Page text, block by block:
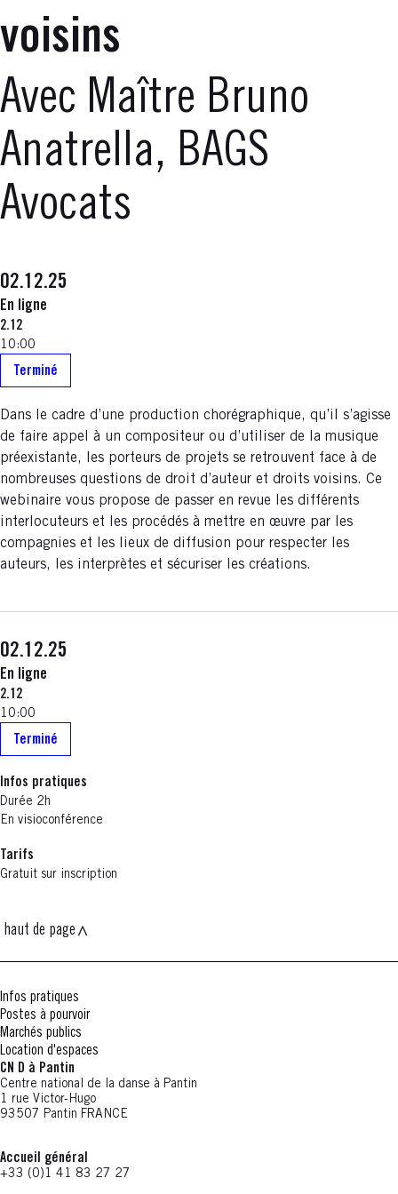
voisins
Avec Maître Bruno
Anatrella, BAGS
Avocats
02.12.25
En ligne
2.12
10:00
Terminé
Dans le cadre d’une production chorégraphique, qu’il s’agisse
de faire appel à un compositeur ou d’utiliser de la musique
préexistante, les porteurs de projets se retrouvent face à de
nombreuses questions de droit d’auteur et droits voisins. Ce
webinaire vous propose de passer en revue les différents
interlocuteurs et les procédés à mettre en œuvre par les
compagnies et les lieux de diffusion pour respecter les
auteurs, les interprètes et sécuriser les créations.
02.12.25
En ligne
2.12
10:00
Terminé
Infos pratiques
Durée 2h
En visioconférence
Tarifs
Gratuit sur inscription
haut de page
Infos pratiques
Postes à pourvoir
Marchés publics
Location d'espaces
CN D à Pantin
Centre national de la danse à Pantin
1 rue Victor-Hugo
93507 Pantin FRANCE
Accueil général
+33 (0)1 41 83 27 27